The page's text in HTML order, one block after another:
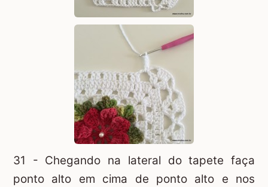
31 - Chegando na lateral do tapete faça
ponto alto em cima de ponto alto e nos